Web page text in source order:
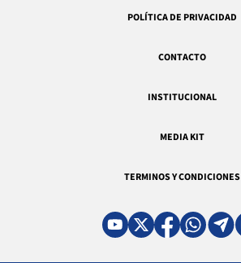
POLÍTICA DE PRIVACIDAD
CONTACTO
INSTITUCIONAL
MEDIA KIT
TERMINOS Y CONDICIONES